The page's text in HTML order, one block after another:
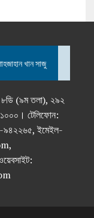
খান সাজু
৮ডি (৯ম তলা), ২৯২
১০০০। টেলিফোন:
ইমেইল-